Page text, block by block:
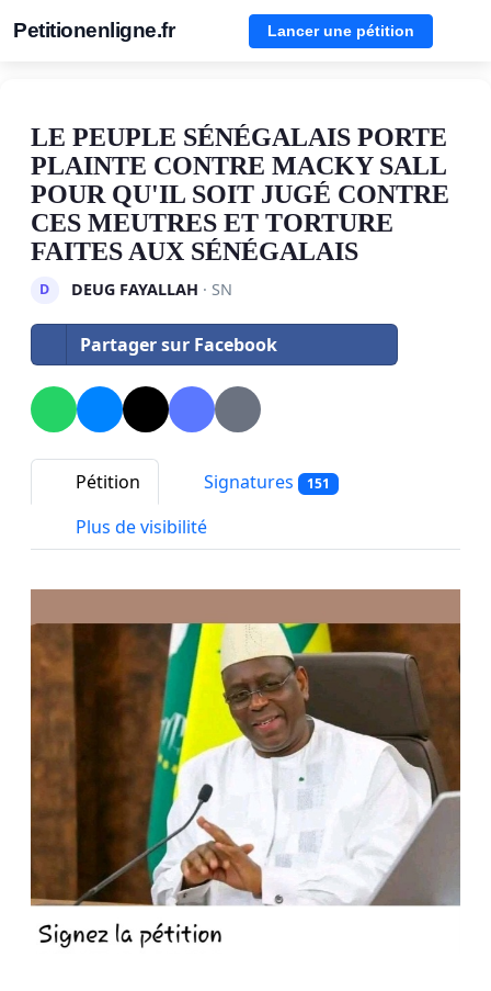
Petitionenligne.fr Lancer une pétition
LE PEUPLE SÉNÉGALAIS PORTE
PLAINTE CONTRE MACKY SALL
POUR QU'IL SOIT JUGÉ CONTRE
CES MEUTRES ET TORTURE
FAITES AUX SÉNÉGALAIS
D DEUG FAYALLAH · SN
Partager sur Facebook
Pétition Signatures 151
Plus de visibilité